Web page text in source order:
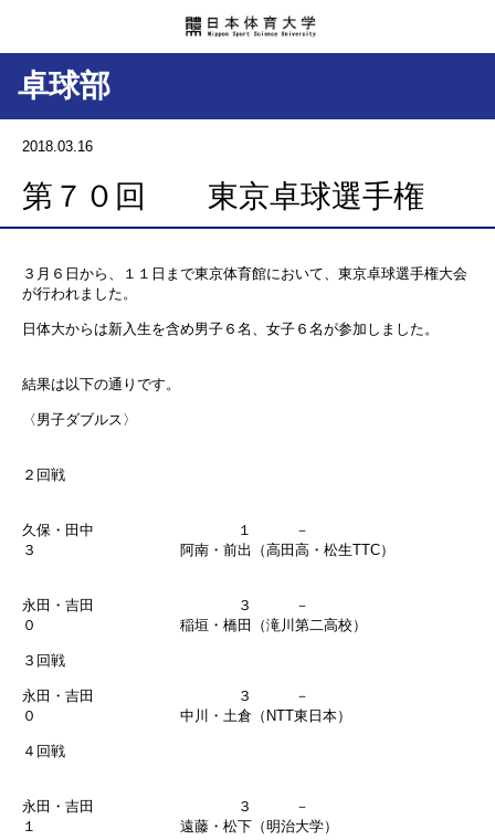
卓球部
2018.03.16
第７０回 東京卓球選手権
３月６日から、１１日まで東京体育館において、東京卓球選手権大会
が行われました。
日体大からは新入生を含め男子６名、女子６名が参加しました。
結果は以下の通りです。
〈男子ダブルス〉
２回戦
久保・田中 １ －
３ 阿南・前出（高田高・松生TTC）
永田・吉田 ３ －
０ 稲垣・橋田（滝川第二高校）
３回戦
永田・吉田 ３ －
０ 中川・土倉（NTT東日本）
４回戦
永田・吉田 ３ －
１ 遠藤・松下（明治大学）